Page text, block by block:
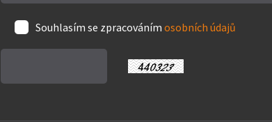
Souhlasím se zpracováním osobních údajů